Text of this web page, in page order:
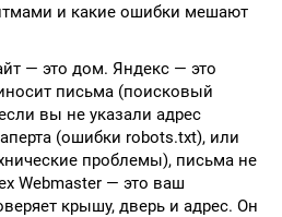
и какие ошибки мешают
— это дом. Яндекс — это
письма (поисковый
вы не указали адрес
(ошибки robots.txt), или
проблемы), письма не
Webmaster — это ваш
крышу, дверь и адрес. Он